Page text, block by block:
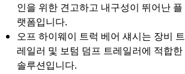
인을 위한 견고하고 내구성이 뛰어난 플
랫폼입니다.
오프 하이웨이 트럭 베어 섀시는 장비 트
레일러 및 보텀 덤프 트레일러에 적합한
솔루션입니다.